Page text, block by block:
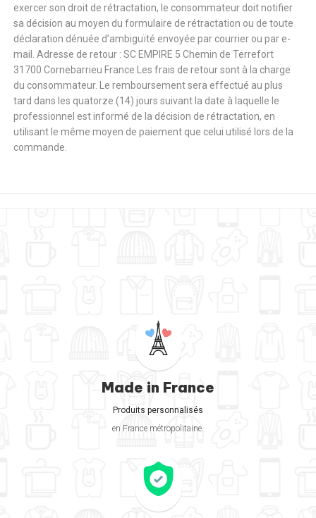
exercer son droit de rétractation, le consommateur doit notifier
sa décision au moyen du formulaire de rétractation ou de toute
déclaration dénuée d’ambiguïté envoyée par courrier ou par e-
mail. Adresse de retour : SC EMPIRE 5 Chemin de Terrefort
31700 Cornebarrieu France Les frais de retour sont à la charge
du consommateur. Le remboursement sera effectué au plus
tard dans les quatorze (14) jours suivant la date à laquelle le
professionnel est informé de la décision de rétractation, en
utilisant le même moyen de paiement que celui utilisé lors de la
commande.
Made in France
Produits personnalisés
en France métropolitaine.